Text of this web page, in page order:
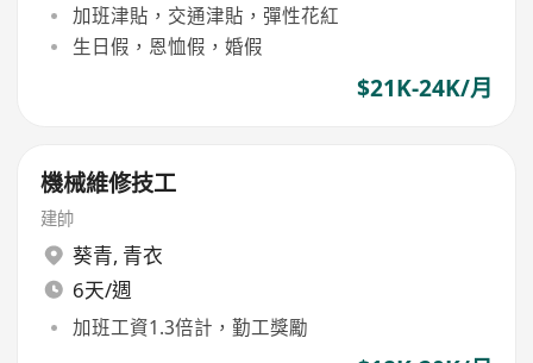
加班津貼，交通津貼，彈性花紅
生日假，恩恤假，婚假
$21K-24K/月
機械維修技工
建帥
葵青, 青衣
6天/週
加班工資1.3倍計，勤工獎勵